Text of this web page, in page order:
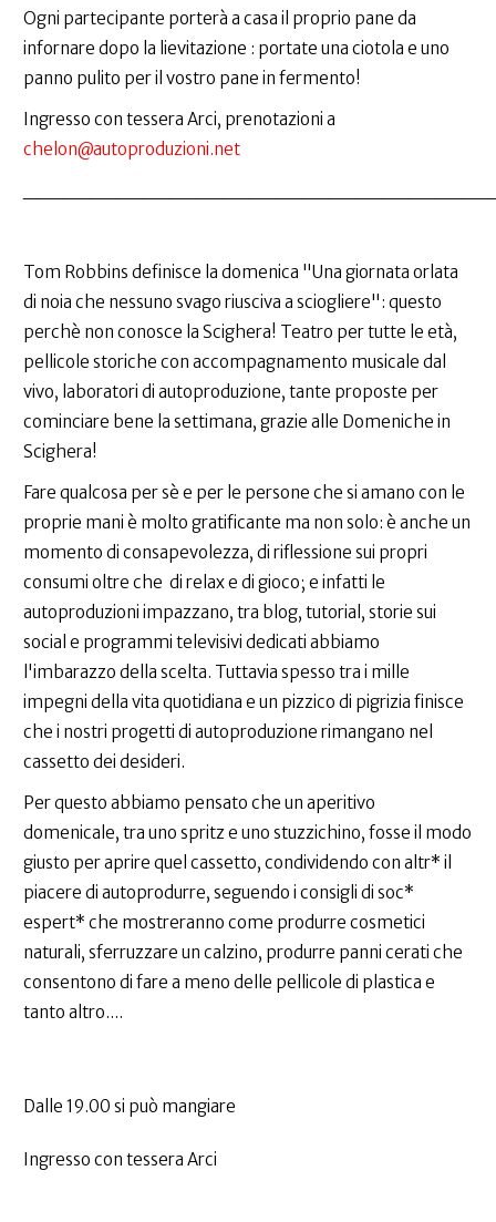
Ogni partecipante porterà a casa il proprio pane da
infornare dopo la lievitazione : portate una ciotola e uno
panno pulito per il vostro pane in fermento!
Ingresso con tessera Arci, prenotazioni a
chelon@autoproduzioni.net
Tom Robbins definisce la domenica "Una giornata orlata
di noia che nessuno svago riusciva a sciogliere": questo
perchè non conosce la Scighera! Teatro per tutte le età,
pellicole storiche con accompagnamento musicale dal
vivo, laboratori di autoproduzione, tante proposte per
cominciare bene la settimana, grazie alle Domeniche in
Scighera!
Fare qualcosa per sè e per le persone che si amano con le
proprie mani è molto gratificante ma non solo: è anche un
momento di consapevolezza, di riflessione sui propri
consumi oltre che di relax e di gioco; e infatti le
autoproduzioni impazzano, tra blog, tutorial, storie sui
social e programmi televisivi dedicati abbiamo
l'imbarazzo della scelta. Tuttavia spesso tra i mille
impegni della vita quotidiana e un pizzico di pigrizia finisce
che i nostri progetti di autoproduzione rimangano nel
cassetto dei desideri.
Per questo abbiamo pensato che un aperitivo
domenicale, tra uno spritz e uno stuzzichino, fosse il modo
giusto per aprire quel cassetto, condividendo con altr* il
piacere di autoprodurre, seguendo i consigli di soc*
espert* che mostreranno come produrre cosmetici
naturali, sferruzzare un calzino, produrre panni cerati che
consentono di fare a meno delle pellicole di plastica e
tanto altro....
Dalle 19.00 si può mangiare
Ingresso con tessera Arci